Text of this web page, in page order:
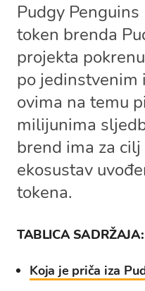
Pudgy
token brenda
projekta
po jedinstvenim
ovima na temu
milijunima
brend ima za
ekosustav
tokena.
TABLICA SADRŽAJA:
Koja je priča iza